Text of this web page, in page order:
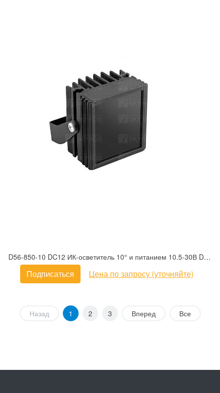
D56-850-10 DC12 ИК-осветитель 10° и питанием 10.5-30В DC IR Technologies
Подписаться Цена по запросу (уточняйте)
Назад 1 2 3 Вперед Все